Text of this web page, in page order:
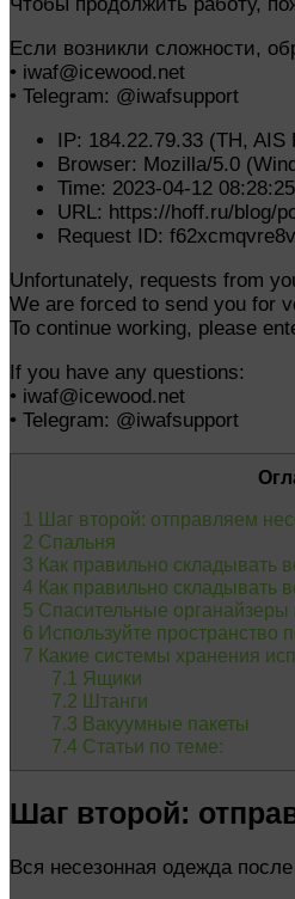
Если возникли сложности,
• iwaf@icewood.net
• Telegram: @iwafsupport
IP: 184.22.79.33 (TH, AIS
Browser: Mozilla/5.0
Time: 2023-04-12 08:28:25
URL: https://hoff.ru/blog/
Request ID: f62xcmqvre8v
Unfortunately, requests from
We are forced to send you for
To continue working, please
If you have any questions:
• iwaf@icewood.net
• Telegram: @iwafsupport
1 Шаг второй: отправляем
2 Спальня
3 Как правильно
4 Как правильно
5 Спасительные
6 Используйте
7 Какие системы хранения
7.1 Ящики
7.2 Штанги
7.3 Вакуумные пакеты
7.4 Статьи по теме:
Шаг второй:
Вся несезонная одежда